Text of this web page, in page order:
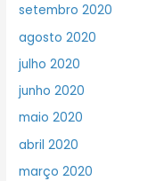
setembro 2020
agosto 2020
julho 2020
junho 2020
maio 2020
abril 2020
março 2020